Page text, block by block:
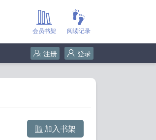
阅读记录
会员书架
登录
注册
加入书架